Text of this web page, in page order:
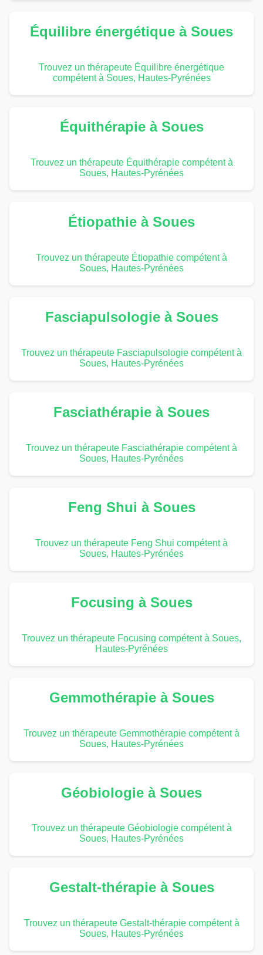
Équilibre énergétique à Soues
Trouvez un thérapeute Équilibre énergétique
compétent à Soues, Hautes-Pyrénées
Équithérapie à Soues
Trouvez un thérapeute Équithérapie compétent à
Soues, Hautes-Pyrénées
Étiopathie à Soues
Trouvez un thérapeute Étiopathie compétent à
Soues, Hautes-Pyrénées
Fasciapulsologie à Soues
Trouvez un thérapeute Fasciapulsologie compétent à
Soues, Hautes-Pyrénées
Fasciathérapie à Soues
Trouvez un thérapeute Fasciathérapie compétent à
Soues, Hautes-Pyrénées
Feng Shui à Soues
Trouvez un thérapeute Feng Shui compétent à
Soues, Hautes-Pyrénées
Focusing à Soues
Trouvez un thérapeute Focusing compétent à Soues,
Hautes-Pyrénées
Gemmothérapie à Soues
Trouvez un thérapeute Gemmothérapie compétent à
Soues, Hautes-Pyrénées
Géobiologie à Soues
Trouvez un thérapeute Géobiologie compétent à
Soues, Hautes-Pyrénées
Gestalt-thérapie à Soues
Trouvez un thérapeute Gestalt-thérapie compétent à
Soues, Hautes-Pyrénées